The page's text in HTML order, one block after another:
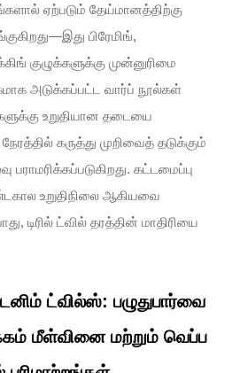
ஏற்படும் தேய்மானத்திற்கு
பிரேமிங்,
குழுக்களுக்கு முன்னுரிமை
அடுக்கப்பட்ட வார்ப் நூல்கள்
உறுதியான தடையை
கருத்து முறிவைத் தடுக்கும்
பராமரிக்கப்படுகிறது. கட்டமைப்பு
உறுதிநிலை ஆகியவை
டிரில் ட்வில் தரத்தின் மாதிரியை
ட்வில்ஸ்: பழுதுபார்வை
மீள்வினை மற்றும் வெப்ப